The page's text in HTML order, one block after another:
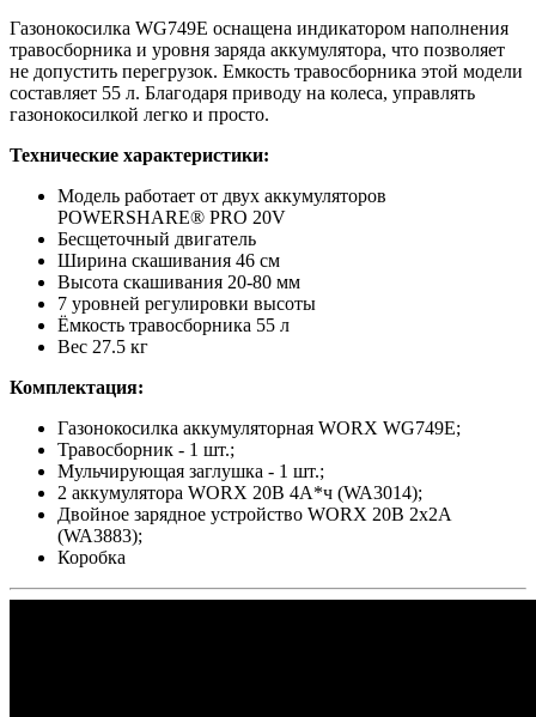
Газонокосилка WG749E оснащена индикатором наполнения
травосборника и уровня заряда аккумулятора, что позволяет
не допустить перегрузок. Емкость травосборника этой модели
составляет 55 л. Благодаря приводу на колеса, управлять
газонокосилкой легко и просто.
Технические характеристики:
Модель работает от двух аккумуляторов
POWERSHARE® PRO 20V
Бесщеточный двигатель
Ширина скашивания 46 см
Высота скашивания 20-80 мм
7 уровней регулировки высоты
Ёмкость травосборника 55 л
Вес 27.5 кг
Комплектация:
Газонокосилка аккумуляторная WORX WG749E;
Травосборник - 1 шт.;
Мульчирующая заглушка - 1 шт.;
2 аккумулятора WORX 20В 4А*ч (WA3014);
Двойное зарядное устройство WORX 20В 2х2A
(WA3883);
Коробка